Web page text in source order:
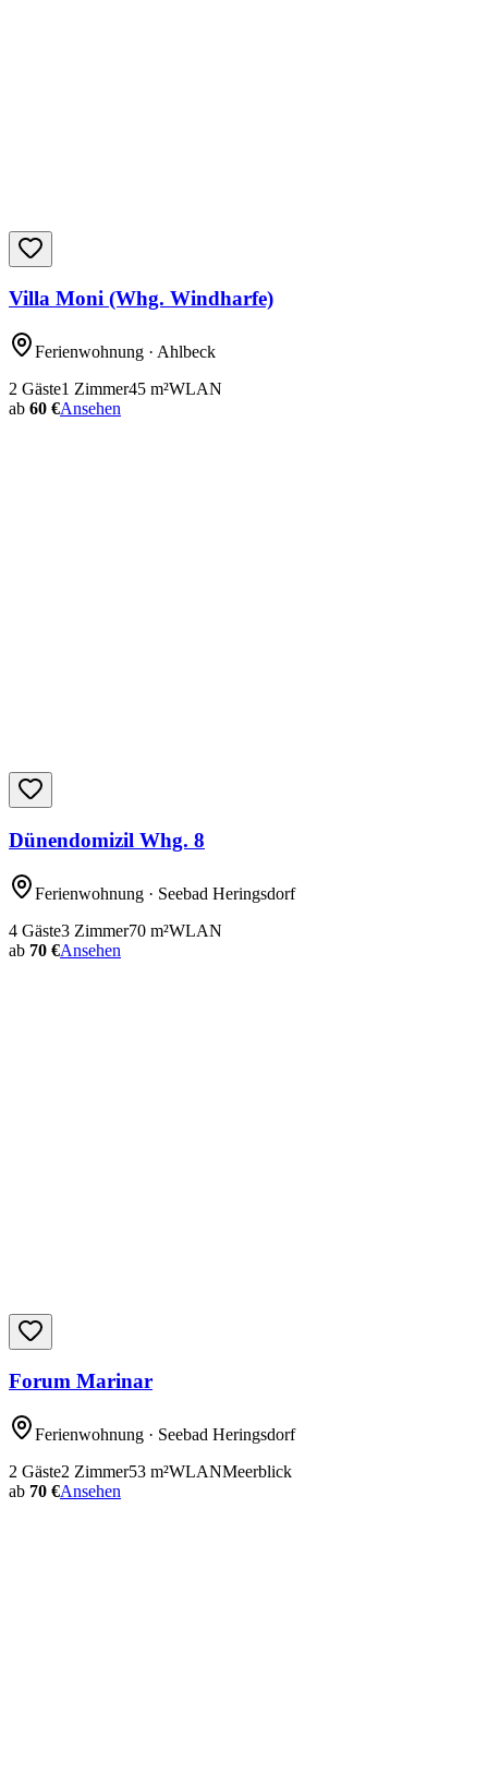
Villa Moni (Whg. Windharfe)
Ferienwohnung · Ahlbeck
2 Gäste1 Zimmer45 m²WLAN
ab 60 €Ansehen
Dünendomizil Whg. 8
Ferienwohnung · Seebad Heringsdorf
4 Gäste3 Zimmer70 m²WLAN
ab 70 €Ansehen
Forum Marinar
Ferienwohnung · Seebad Heringsdorf
2 Gäste2 Zimmer53 m²WLANMeerblick
ab 70 €Ansehen